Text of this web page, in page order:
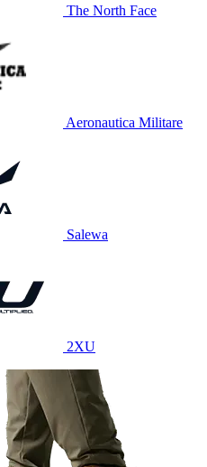
The North Face
Aeronautica Militare
Salewa
2XU